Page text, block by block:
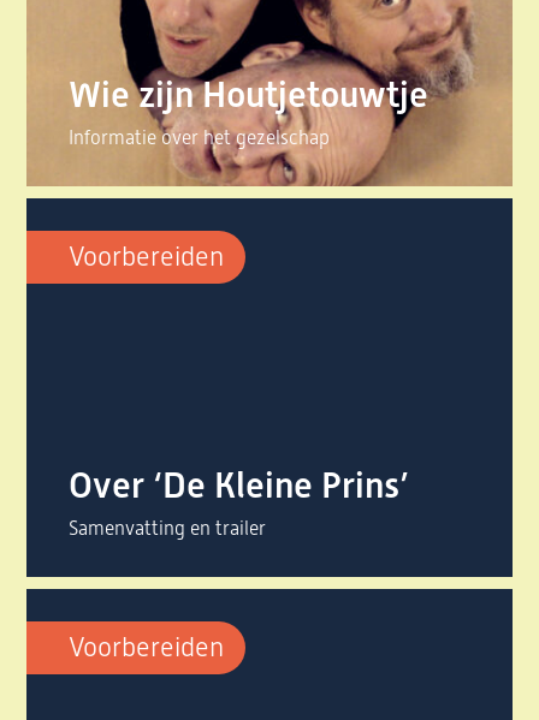
Wie zijn Houtjetouwtje
Informatie over het gezelschap
Voorbereiden
Over ‘De Kleine Prins’
Samenvatting en trailer
Voorbereiden